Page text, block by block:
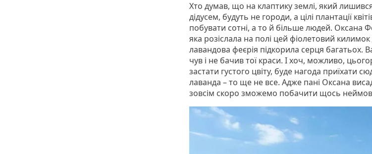
Хто думав, що на клаптику землі, який лишився
дідусем, будуть не городи, а цілі плантації
побувати сотні, а то й більше людей. Оксана
яка розіслала на полі цей фіолетовий килимок
лавандова феєрія підкорила серця багатьох.
чув і не бачив тої краси. І хоч, можливо,
застати густого цвіту, буде нагода приїхати
лаванда – то ще не все. Адже пані Оксана
зовсім скоро зможемо побачити щось